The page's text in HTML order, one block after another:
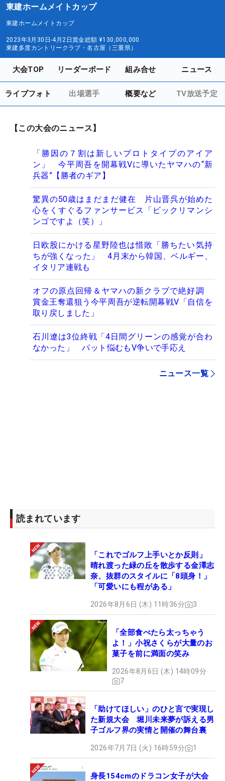
東建ホームメイトカップ
東建ホームメイトカップ
2023年3月30日-4月2日賞金総額 ¥130,000,000
東建多度カントリークラブ・名古屋（三重県）
大会TOP リーダーボード 組み合せ ニュース
ライブフォト 出場選手 概要など TV放送予定
【この大会のニュース】
「勝因の７割は新しいプロトタイプのアイア
ン」 今平周吾を開幕戦Vに導いたヤマハの“新
兵器”【勝者のギア】
驚異の50歳はまだまだ健在 片山晋呉が始めた
心をくすぐるファンサービス「ビックリマンシ
ンゴですよ（笑）」
日欧股にかける星野陸也は惜敗「勝ちたい気持
ちが強くなった」 4月末から韓国、ベルギー、
イタリア連戦も
オフの原点回帰＆ヤマハの新クラブで絶好調
賞金王奪還狙う今平周吾が逆転開幕戦V「自信を
取り戻しました」
石川遼は3位終戦「4日間グリーンの感覚が合わ
なかった」 パット悩むもV争いで手応え
ニュース一覧
読まれています
「これでゴルフ上手いとか反則」
晴れ渡った緑の丘を散歩する金澤志
奈、抜群のスタイルに「8頭身！」
「可愛いにも程がある」
2026年8月6日 (木) 11時36分 3
「全部食べたら太っちゃう
よ！」小祝さくらが大量のお
菓子を前に満面の笑み
2026年8月6日 (木) 14時09分
7
「助けてほしい」のひと言で実現し
た新規大会 堀川未来夢が訴える男
子ゴルフ界の実情と開催の舞台裏
2026年7月7日 (火) 16時59分 1
身長154cmのドラコン女子が大会